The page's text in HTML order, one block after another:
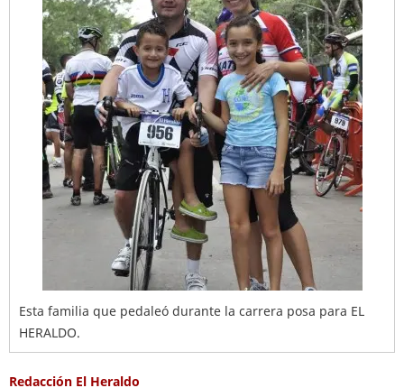
Esta familia que pedaleó durante la carrera posa para EL
HERALDO.
Redacción El Heraldo